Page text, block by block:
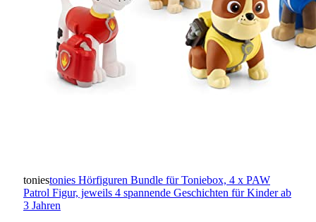
toniestonies Hörfiguren Bundle für Toniebox, 4 x PAW
Patrol Figur, jeweils 4 spannende Geschichten für Kinder ab
3 Jahren